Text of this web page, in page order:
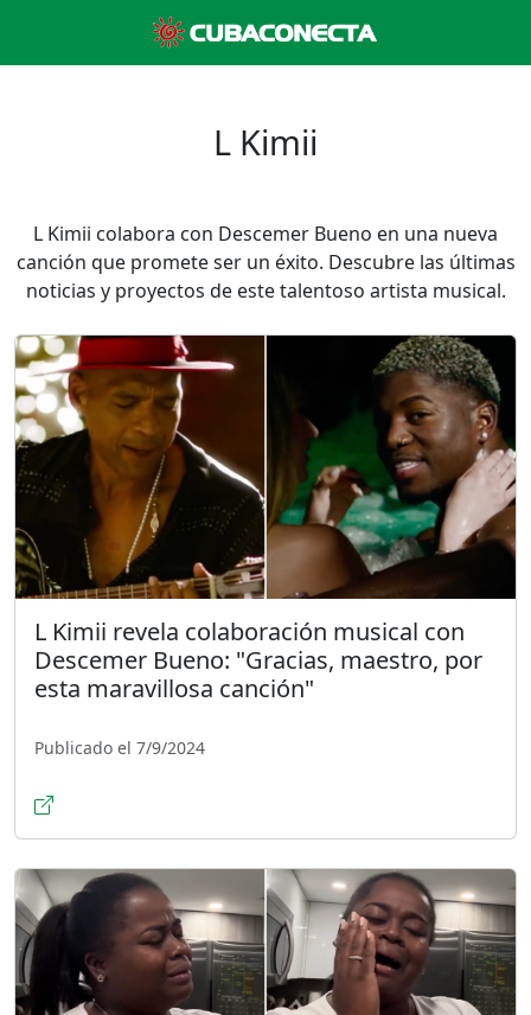
L Kimii
L Kimii colabora con Descemer Bueno en una nueva
canción que promete ser un éxito. Descubre las últimas
noticias y proyectos de este talentoso artista musical.
L Kimii revela colaboración musical con
Descemer Bueno: "Gracias, maestro, por
esta maravillosa canción"
Publicado el 7/9/2024